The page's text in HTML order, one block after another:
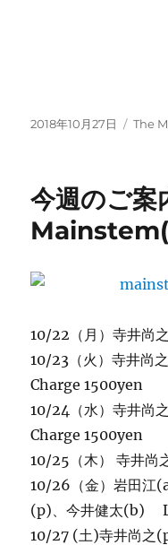
投
2018年10月27日
カ
ー
The
今週のご案
10/22（月）寺井尚
10/23（火）寺井尚
Charge 1500yen
10/24（水）寺井尚
Charge 1500yen
10/25（木） 寺井尚
10/26（金）岩田江
(p)、今井健太(b)
10/27 (土)寺井尚